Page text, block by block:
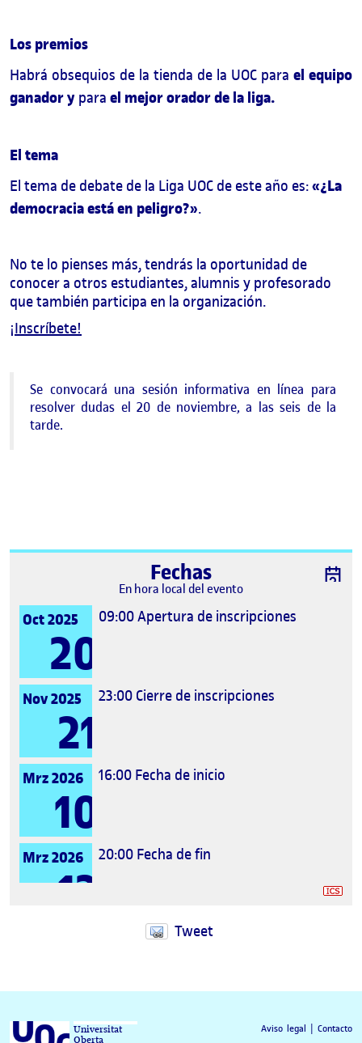
Los premios
Habrá obsequios de la tienda de la UOC para el equipo
ganador y para el mejor orador de la liga.
El tema
El tema de debate de la Liga UOC de este año es:«¿La
democracia está en peligro?».
No te lo pienses más, tendrás la oportunidad de
conocer a otros estudiantes, alumnis y profesorado
que también participa en la organización.
¡Inscríbete!
Se convocará una sesión informativa en línea para
resolver dudas el 20 de noviembre, a las seis de la
tarde.
Fechas
En hora local del evento
Oct 2025
20
09:00Apertura de inscripciones
Nov 2025
21
23:00 Cierre de inscripciones
Mrz 2026
10
16:00 Fecha de inicio
Mrz 2026
12
20:00 Fecha de fin
Tweet
Universitat
Oberta
Aviso legal Contacto